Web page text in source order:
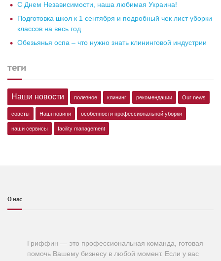
С Днем Независимости, наша любимая Украина!
Подготовка школ к 1 сентября и подробный чек лист уборки
классов на весь год
Обезьянья оспа – что нужно знать клининговой индустрии
теги
Наши новости полезное клининг рекомендации Our news
советы Наші новини особенности профессиональной уборки
наши сервисы facility management
О нас
Гриффин — это профессиональная команда, готовая
помочь Вашему бизнесу в любой момент. Если у вас